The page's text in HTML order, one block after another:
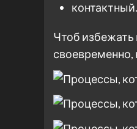
контактный.
Чтоб
своевременно,